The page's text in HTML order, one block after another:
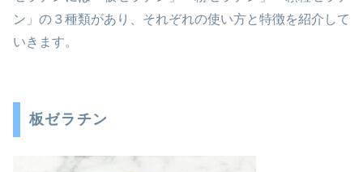
ン」の３種類があり、それぞれの使い方と特徴を紹介して
いきます。
板ゼラチン